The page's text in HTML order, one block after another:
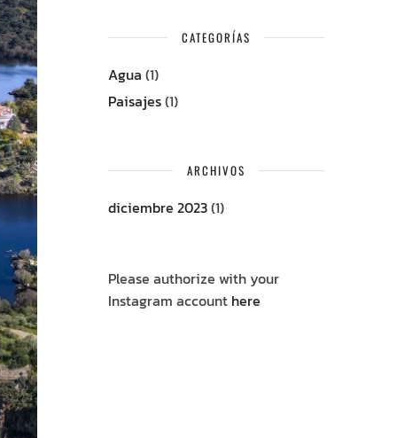
CATEGORÍAS
Agua (1)
Paisajes(1)
ARCHIVOS
diciembre 2023(1)
Please authorize with your
Instagram account here